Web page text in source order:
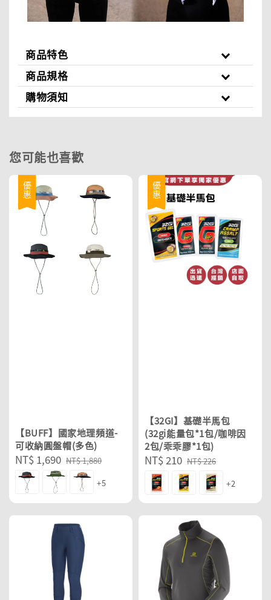
商品特色
商品規格
購物須知
您可能也喜歡
優惠
【BUFF】國家地理頻道-
可收納圓盤帽(多色)
Sale
price
NT$ 1,690 Regular
price
NT$ 1,880
+5
優惠
【32GI】基礎半馬包
(32gi能量包*1包/咖啡因
2包/乖乖膠*1包)
Sale
price
NT$ 210 Regular
price
NT$ 226
+2